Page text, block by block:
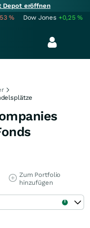
eröffnen
% Dow Jones +0,25%
Zum Portfolio
hinzufügen